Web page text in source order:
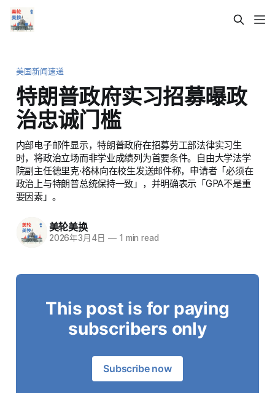
美国新闻速递
特朗普政府实习招募曝政
治忠诚门槛
内部电子邮件显示，特朗普政府在招募劳工部法律实习生
时，将政治立场而非学业成绩列为首要条件。自由大学法学
院副主任德里克·格林向在校生发送邮件称，申请者「必须在
政治上与特朗普总统保持一致」，并明确表示「GPA不是重
要因素」。
美轮美换
2026年3月4日 —1 min read
This post is for paying
subscribers only
Subscribe now